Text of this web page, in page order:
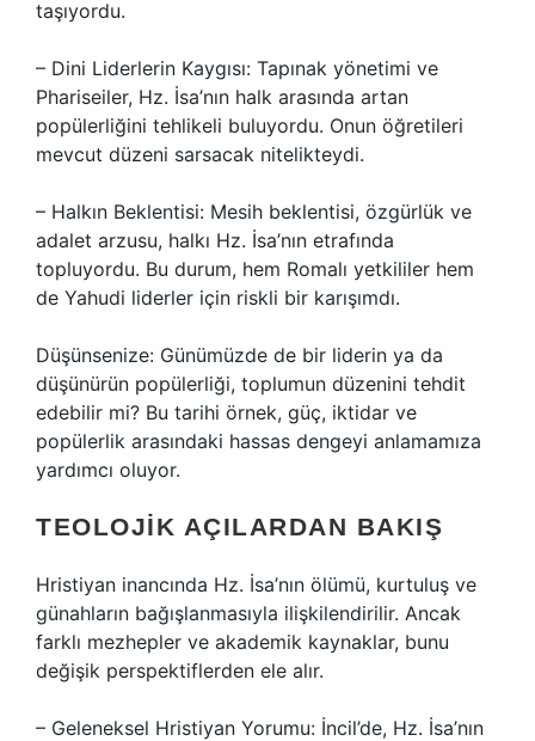
taşıyordu.
– Dini Liderlerin Kaygısı: Tapınak yönetimi ve
Phariseiler, Hz. İsa’nın halk arasında artan
popülerliğini tehlikeli buluyordu. Onun öğretileri
mevcut düzeni sarsacak nitelikteydi.
– Halkın Beklentisi: Mesih beklentisi, özgürlük ve
adalet arzusu, halkı Hz. İsa’nın etrafında
topluyordu. Bu durum, hem Romalı yetkililer hem
de Yahudi liderler için riskli bir karışımdı.
Düşünsenize: Günümüzde de bir liderin ya da
düşünürün popülerliği, toplumun düzenini tehdit
edebilir mi? Bu tarihi örnek, güç, iktidar ve
popülerlik arasındaki hassas dengeyi anlamamıza
yardımcı oluyor.
TEOLOJIK AÇILARDAN BAKIŞ
Hristiyan inancında Hz. İsa’nın ölümü, kurtuluş ve
günahların bağışlanmasıyla ilişkilendirilir. Ancak
farklı mezhepler ve akademik kaynaklar, bunu
değişik perspektiflerden ele alır.
– Geleneksel Hristiyan Yorumu: İncil’de, Hz. İsa’nın